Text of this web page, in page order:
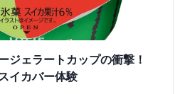
ジェラートカップの衝撃！
イカバー体験